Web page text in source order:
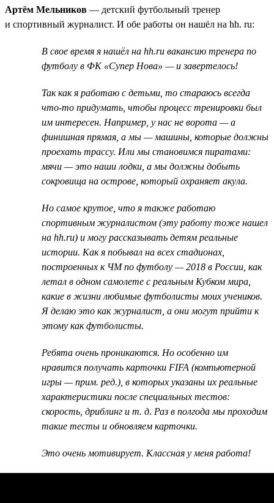
Артём Мельников — детский футбольный тренер
и спортивный журналист. И обе работы он нашёл на hh. ru:
В свое время я нашёл на hh.ru вакансию тренера по
футболу в ФК «Супер Нова» — и завертелось!
Так как я работаю с детьми, то стараюсь всегда
что-то придумать, чтобы процесс тренировки был
им интересен. Например, у нас не ворота — а
финишная прямая, а мы — машины, которые должны
проехать трассу. Или мы становимся пиратами:
мячи — это наши лодки, а мы должны добыть
сокровища на острове, который охраняет акула.
Но самое крутое, что я также работаю
спортивным журналистом (эту работу тоже нашел
на hh.ru) и могу рассказывать детям реальные
истории. Как я побывал на всех стадионах,
построенных к ЧМ по футболу — 2018 в России, как
летал в одном самолете с реальным Кубком мира,
какие в жизни любимые футболисты моих учеников.
Я делаю это как журналист, а они могут прийти к
этому как футболисты.
Ребята очень проникаются. Но особенно им
нравится получать карточки FIFA (компьютерной
игры — прим. ред.), в которых указаны их реальные
характеристики после специальных тестов:
скорость, дриблинг и т. д. Раз в полгода мы проходим
такие тесты и обновляем карточки.
Это очень мотивирует. Классная у меня работа!